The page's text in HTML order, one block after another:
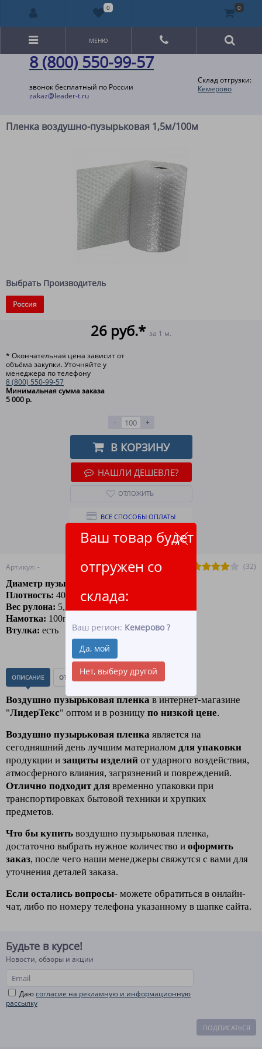
8 (800) 550-99-57
звонок бесплатный по России
zakaz@leader-t.ru
Склад отгрузки:
Кемерово
Ваш товар будет
отгружен со
склада:
Ваш регион: Кемерово ?
Да, мой
Нет, выберу другой
МЕНЮ
Пленка воздушно-пузырьковая 1,5м/100м
Артикул: -
(32)
Диаметр пузырька:
Плотность: 40гр/м2
Вес рулона: 5,25 кг
Намотка: 100п.м.
Втулка: есть
Выбрать Производитель
Россия
26 руб.* за 1 м.
* Окончательная цена зависит от
объёма закупки. Уточняйте у
менеджера по телефону
8 (800) 550-99-57
Минимальная сумма заказа
5 000 р.
- +
В КОРЗИНУ
НАШЛИ ДЕШЕВЛЕ?
ОТЛОЖИТЬ
ВСЕ СПОСОБЫ ОПЛАТЫ
ПОДРОБНЕЕ О ДОСТАВКЕ
ОПИСАНИЕ ОТЗЫВЫ
Воздушно пузырьковая пленкав интернет-магазине
"ЛидерТекс" оптом и в розницу по низкой цене.
Воздушно пузырьковая пленка является на
сегодняшний день лучшим материалом для упаковки
продукции и защиты изделий от ударного воздействия,
атмосферного влияния, загрязнений и повреждений.
Отлично подходит для временно упаковки при
транспортировках бытовой техники и хрупких
предметов.
Что бы купить воздушно пузырьковая пленка,
достаточно выбрать нужное количество и оформить
заказ, после чего наши менеджеры свяжутся с вами для
уточнения деталей заказа.
Если остались вопросы- можете обратиться в онлайн-
чат, либо по номеру телефона указанному в шапке сайта.
Будьте в курсе!
Новости, обзоры и акции
Даюсогласие на рекламную и информационную
рассылку
ПОДПИСАТЬСЯ
0 0